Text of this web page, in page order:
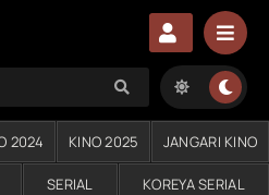
2024 KINO 2025 JANGARI KINO
SERIAL KOREYA SERIAL